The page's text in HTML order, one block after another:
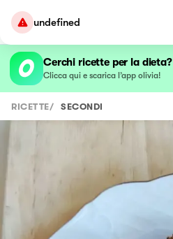
undefined
Cerchi ricette per la dieta?
Clicca qui e scarica l’app olivia!
RICETTE/ SECONDI